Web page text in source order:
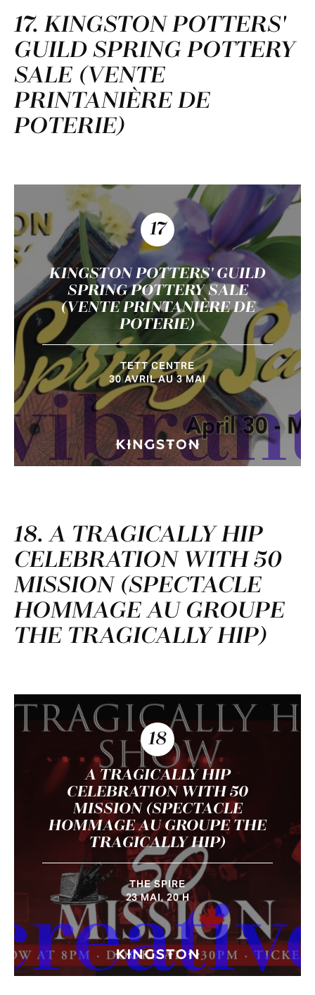
17. KINGSTON POTTERS'
GUILD SPRING POTTERY
SALE (VENTE
PRINTANIÈRE DE
POTERIE)
17
KINGSTON POTTERS' GUILD
SPRING POTTERY SALE
(VENTE PRINTANIÈRE DE
POTERIE)
TETT CENTRE
30 AVRIL AU 3 MAI
18. A TRAGICALLY HIP
CELEBRATION WITH 50
MISSION (SPECTACLE
HOMMAGE AU GROUPE
THE TRAGICALLY HIP)
18
A TRAGICALLY HIP
CELEBRATION WITH 50
MISSION (SPECTACLE
HOMMAGE AU GROUPE THE
TRAGICALLY HIP)
THE SPIRE
23 MAI, 20 H